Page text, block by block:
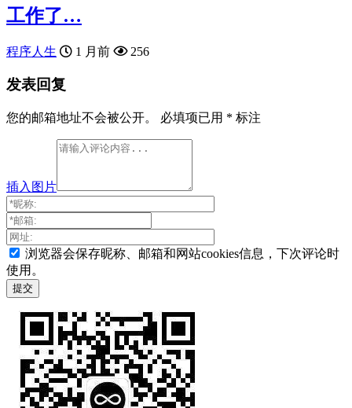
工作了…
程序人生 1 月前 256
发表回复
您的邮箱地址不会被公开。 必填项已用 * 标注
插入图片
浏览器会保存昵称、邮箱和网站cookies信息，下次评论时
使用。